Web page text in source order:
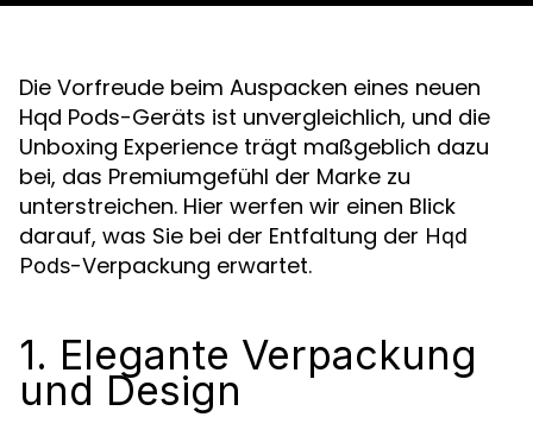
Die Vorfreude beim Auspacken eines neuen
Hqd Pods-Geräts ist unvergleichlich, und die
Unboxing Experience trägt maßgeblich dazu
bei, das Premiumgefühl der Marke zu
unterstreichen. Hier werfen wir einen Blick
darauf, was Sie bei der Entfaltung der Hqd
Pods-Verpackung erwartet.
1. Elegante Verpackung
und Design